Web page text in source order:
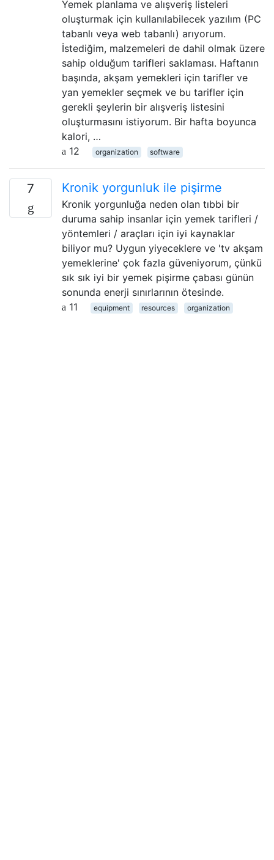
Yemek planlama ve alışveriş listeleri
oluşturmak için kullanılabilecek yazılım (PC
tabanlı veya web tabanlı) arıyorum.
İstediğim, malzemeleri de dahil olmak üzere
sahip olduğum tarifleri saklaması. Haftanın
başında, akşam yemekleri için tarifler ve
yan yemekler seçmek ve bu tarifler için
gerekli şeylerin bir alışveriş listesini
oluşturmasını istiyorum. Bir hafta boyunca
kalori, …
12
organization software
7 Kronik yorgunluk ile pişirme
Kronik yorgunluğa neden olan tıbbi bir
duruma sahip insanlar için yemek tarifleri /
yöntemleri / araçları için iyi kaynaklar
biliyor mu? Uygun yiyeceklere ve 'tv akşam
yemeklerine' çok fazla güveniyorum, çünkü
sık sık iyi bir yemek pişirme çabası günün
sonunda enerji sınırlarının ötesinde.
11
equipment resources organization